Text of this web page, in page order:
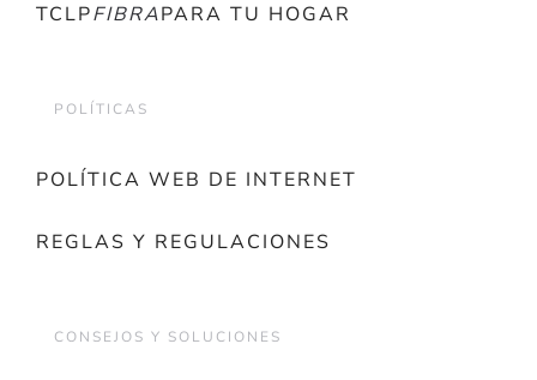
TCLPFIBRAPARA TU HOGAR
POLÍTICAS
POLÍTICA WEB DE INTERNET
REGLAS Y REGULACIONES
CONSEJOS Y SOLUCIONES